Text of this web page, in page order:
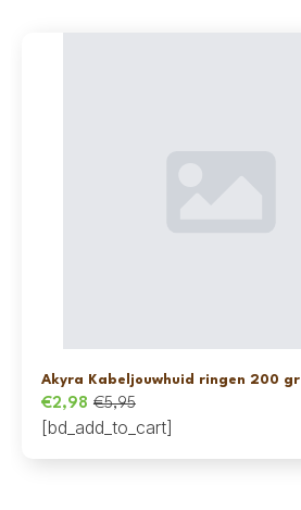
Akyra Kabeljouwhuid ringen 200 gr
€5,95
Oorspronkelijke
prijs
€2,98
Huidige
prijs
[bd_add_to_cart]